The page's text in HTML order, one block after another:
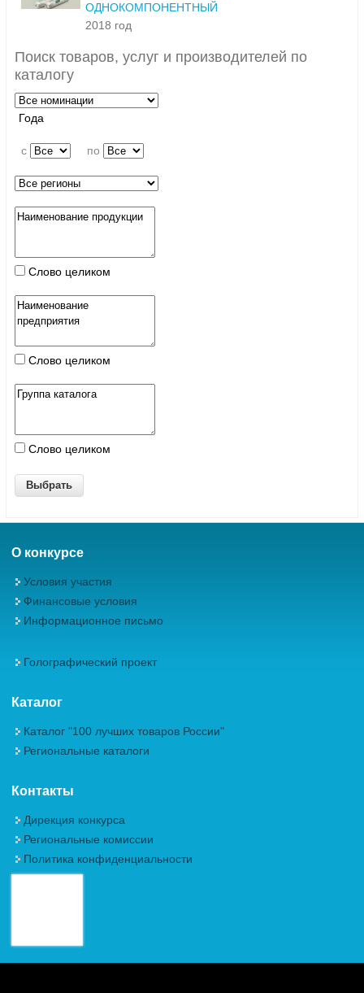
ОДНОКОМПОНЕНТНЫЙ
2018 год
Поиск товаров, услуг и производителей по
каталогу
Года
c по
Слово целиком
Слово целиком
Слово целиком
О конкурсе
Условия участия
Финансовые условия
Информационное письмо
Голографический проект
Каталог
Каталог "100 лучших товаров России"
Региональные каталоги
Контакты
Дирекция конкурса
Региональные комиссии
Политика конфиденциальности